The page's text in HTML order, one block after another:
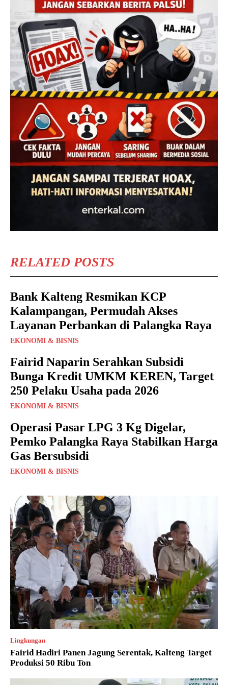
RELATED POSTS
Bank Kalteng Resmikan KCP
Kalampangan, Permudah Akses
Layanan Perbankan di Palangka Raya
EKONOMI & BISNIS
Fairid Naparin Serahkan Subsidi
Bunga Kredit UMKM KEREN, Target
250 Pelaku Usaha pada 2026
EKONOMI & BISNIS
Operasi Pasar LPG 3 Kg Digelar,
Pemko Palangka Raya Stabilkan Harga
Gas Bersubsidi
EKONOMI & BISNIS
Lingkungan
Fairid Hadiri Panen Jagung Serentak, Kalteng Target
Produksi 50 Ribu Ton